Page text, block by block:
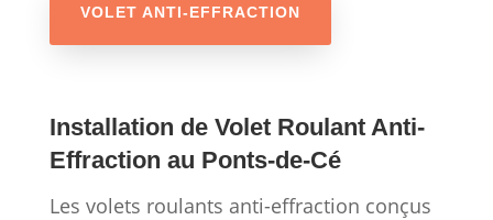
VOLET ANTI-EFFRACTION
Installation de Volet Roulant Anti-
Effraction au Ponts-de-Cé
Les volets roulants anti-effraction conçus